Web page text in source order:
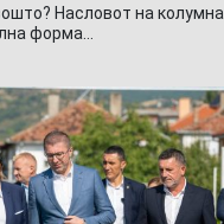
Насловот на
форма…